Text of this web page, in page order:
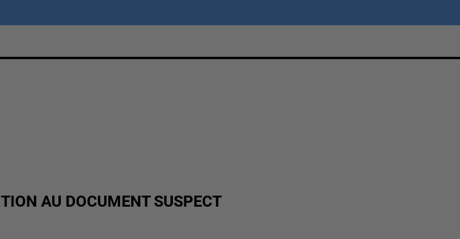
AU DOCUMENT SUSPECT